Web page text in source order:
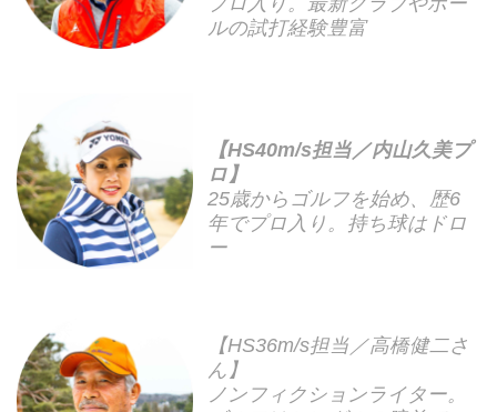
ルの試打経験豊富
【HS40m/s担当／内山久美プ
ロ】
25歳からゴルフを始め、歴6
年でプロ入り。持ち球はドロ
ー
【HS36m/s担当／高橋健二さ
ん】
ノンフィクションライター。